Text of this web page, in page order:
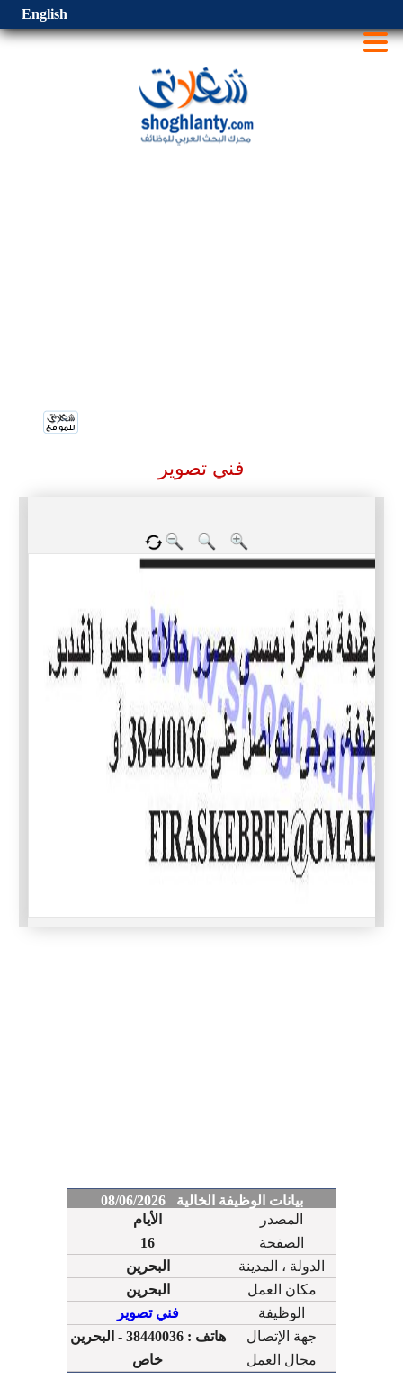
English
فني تصوير
بيانات الوظيفة الخالية 08/06/2026
الأيام
المصدر
16
الصفحة
البحرين
الدولة ، المدينة
البحرين
مكان العمل
فني تصوير
الوظيفة
هاتف : 38440036 - البحرين
جهة الإتصال
خاص
مجال العمل